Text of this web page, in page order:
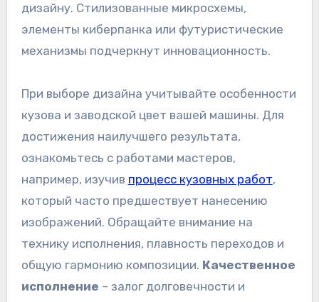
дизайну. Стилизованные микросхемы,
элементы киберпанка или футуристические
механизмы подчеркнут инновационность.
При выборе дизайна учитывайте особенности
кузова и заводской цвет вашей машины. Для
достижения наилучшего результата,
ознакомьтесь с работами мастеров,
например, изучив процесс кузовных работ,
который часто предшествует нанесению
изображений. Обращайте внимание на
технику исполнения, плавность переходов и
общую гармонию композиции. Качественное
исполнение – залог долговечности и